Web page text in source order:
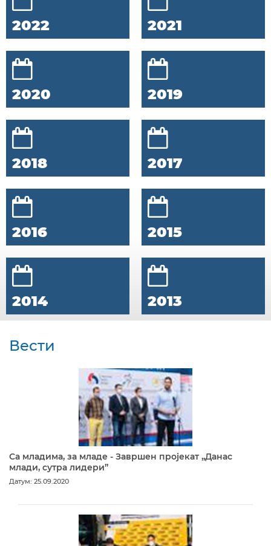
2022 2021
2020 2019
2018 2017
2016 2015
2014 2013
Вести
Са младима, за младе - Завршен пројекат „Данас
млади, сутра лидери”
Датум: 25.09.2020